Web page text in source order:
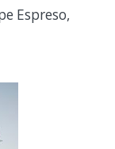
Espreso,